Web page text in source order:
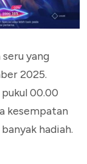
yang
2025.
00.00
kesempatan
hadiah.